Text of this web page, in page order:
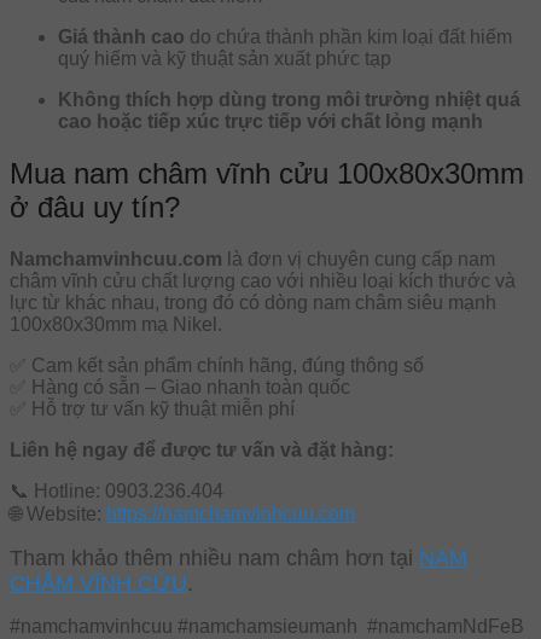
Giá thành cao do chứa thành phần kim loại đất hiếm
quý hiếm và kỹ thuật sản xuất phức tạp
Không thích hợp dùng trong môi trường nhiệt quá
cao hoặc tiếp xúc trực tiếp với chất lỏng mạnh
Mua nam châm vĩnh cửu 100x80x30mm
ở đâu uy tín?
Namchamvinhcuu.com là đơn vị chuyên cung cấp nam
châm vĩnh cửu chất lượng cao với nhiều loại kích thước và
lực từ khác nhau, trong đó có dòng nam châm siêu mạnh
100x80x30mm mạ Nikel.
✅ Cam kết sản phẩm chính hãng, đúng thông số
✅ Hàng có sẵn – Giao nhanh toàn quốc
✅ Hỗ trợ tư vấn kỹ thuật miễn phí
Liên hệ ngay để được tư vấn và đặt hàng:
📞 Hotline: 0903.236.404
🌐 Website: https://namchamvinhcuu.com
Tham khảo thêm nhiều nam châm hơn tại NAM
CHÂM VĨNH CỬU.
#namchamvinhcuu #namchamsieumanh #namchamNdFeB